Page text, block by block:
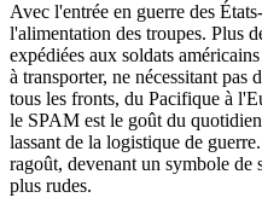
Avec l'entrée en guerre des
l'alimentation des troupes. Plus
expédiées aux soldats
à transporter, ne nécessitant pas
tous les fronts, du Pacifique à
le SPAM est le goût du
lassant de la logistique de
ragoût, devenant un symbole de
plus rudes.